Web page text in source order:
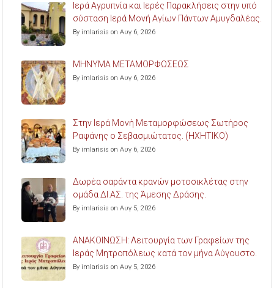
Ιερά Αγρυπνία και Ιερές Παρακλήσεις στην υπό
σύσταση Ιερά Μονή Αγίων Πάντων Αμυγδαλέας.
By imlarisis on Αυγ 6, 2026
ΜΗΝΥΜΑ ΜΕΤΑΜΟΡΦΩΣΕΩΣ
By imlarisis on Αυγ 6, 2026
Στην Ιερά Μονή Μεταμορφώσεως Σωτήρος
Ραψάνης ο Σεβασμιώτατος. (ΗΧΗΤΙΚΟ)
By imlarisis on Αυγ 6, 2026
Δωρέα σαράντα κρανών μοτοσικλέτας στην
ομάδα ΔΙ.ΑΣ. της Άμεσης Δράσης.
By imlarisis on Αυγ 5, 2026
ΑΝΑΚΟΙΝΩΣΗ: Λειτουργία των Γραφείων της
Ιεράς Μητροπόλεως κατά τον μήνα Αύγουστο.
By imlarisis on Αυγ 5, 2026